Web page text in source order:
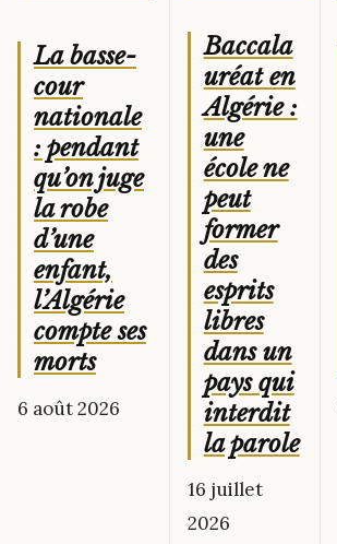
La basse-
cour
nationale
: pendant
qu’on juge
la robe
d’une
enfant,
l’Algérie
compte ses
morts
6 août 2026
Baccala
uréat en
Algérie :
une
école ne
peut
former
des
esprits
libres
dans un
pays qui
interdit
la parole
16 juillet
2026